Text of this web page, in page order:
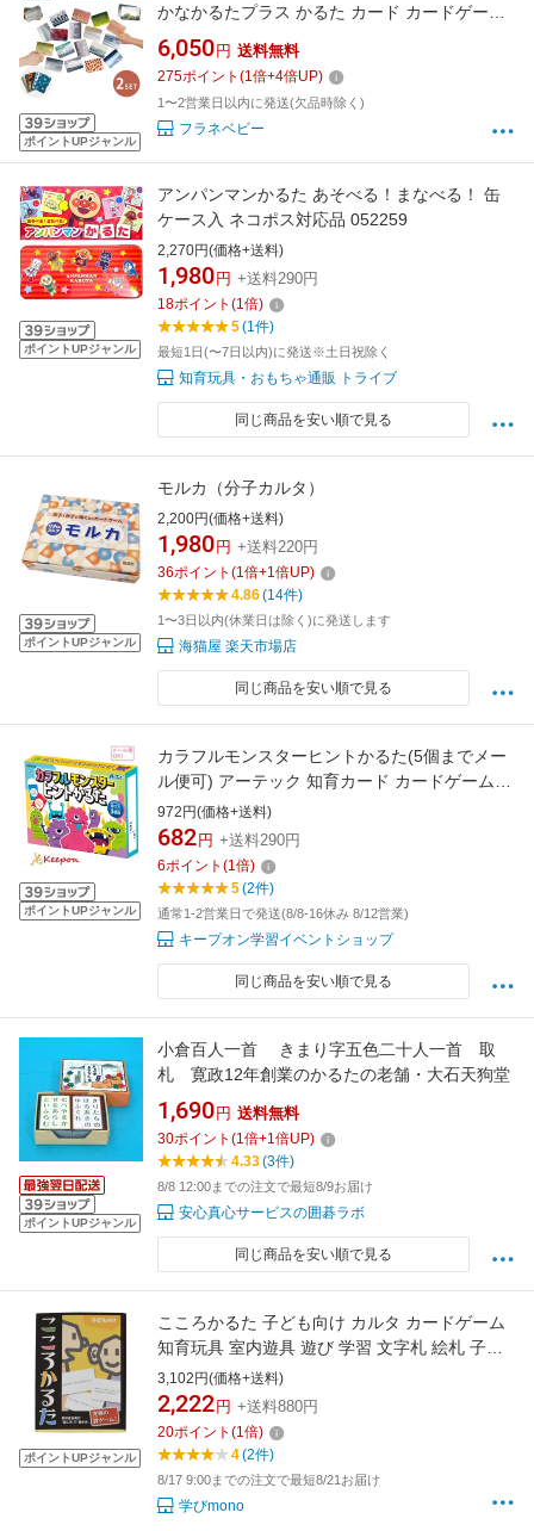
ポイントUPジャンル
かなかるたプラス かるた カード カードゲーム
お風呂 おもちゃ 防水 知育玩具 誕生日プレゼン
ト 小学生【メール便送料無料 ポイント5倍】
【p0807】【DM】
6,050 円 送料無料
275ポイント (1倍+4倍UP)
1〜2営業日以内に発送(欠品時除く)
フラネベビー
ポイントUPジャンル
アンパンマンかるた あそべる！まなべる！ 缶
ケース入 ネコポス対応品 052259
2,270円(価格+送料)
1,980 円 +送料290円
18ポイント (1倍)
5(1件)
最短1日(〜7日以内)に発送※土日祝除く
知育玩具・おもちゃ通販 トライブ
同じ商品を安い順で見る
ポイントUPジャンル
モルカ（分子カルタ）
2,200円(価格+送料)
1,980 円 +送料220円
36ポイント (1倍+1倍UP)
4.86(14件)
1〜3日以内(休業日は除く)に発送します
海猫屋 楽天市場店
同じ商品を安い順で見る
ポイントUPジャンル
カラフルモンスターヒントかるた(5個までメー
ル便可) アーテック 知育カード カードゲーム
勉強 教材 カルタ 子ども おもしろ お正月 絵あ
わせ
972円(価格+送料)
682 円 +送料290円
6ポイント (1倍)
5(2件)
通常1-2営業日で発送(8/8-16休み 8/12営業)
キープオン学習イベントショップ
同じ商品を安い順で見る
ポイントUPジャンル
小倉百人一首 きまり字五色二十人一首 取
札 寛政12年創業のかるたの老舗・大石天狗堂
1,690 円 送料無料
30ポイント (1倍+1倍UP)
4.33(3件)
8/8 12:00までの注文で最短8/9お届け
安心真心サービスの囲碁ラボ
同じ商品を安い順で見る
ポイントUPジャンル
こころかるた 子ども向け カルタ カードゲーム
知育玩具 室内遊具 遊び 学習 文字札 絵札 子ど
も会 子供会 巣ごもり 部屋遊び 家で遊べる おう
ち遊び 家族 かるたとり【売れ筋アイテム】
3,102円(価格+送料)
2,222 円 +送料880円
20ポイント (1倍)
4(2件)
8/17 9:00までの注文で最短8/21お届け
学びmono